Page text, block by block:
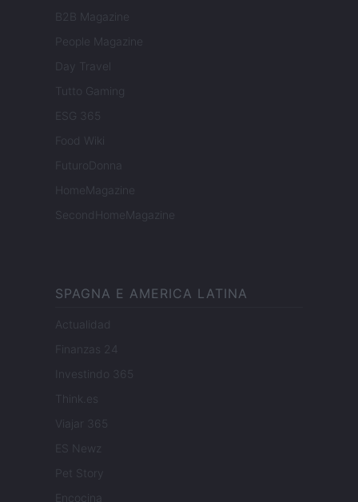
B2B Magazine
People Magazine
Day Travel
Tutto Gaming
ESG 365
Food Wiki
FuturoDonna
HomeMagazine
SecondHomeMagazine
SPAGNA E AMERICA LATINA
Actualidad
Finanzas 24
Investindo 365
Think.es
Viajar 365
ES Newz
Pet Story
Encocina